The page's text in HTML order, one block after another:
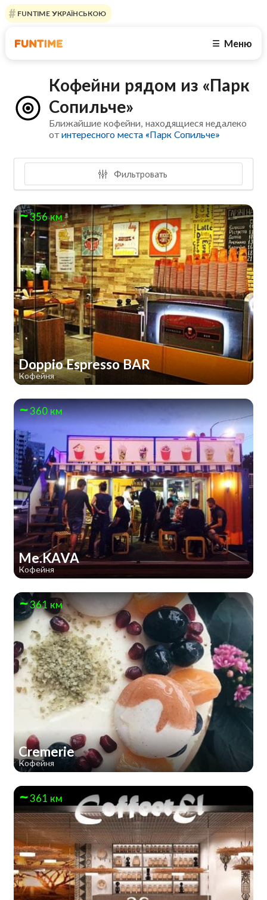
FUNTIME УКРАЇНСЬКОЮ
☰ Меню
Кофейни рядом из «Парк
Сопильче»
Ближайшие кофейни, находящиеся недалеко
отинтересного места «Парк Сопильче»
Фильтровать
356 км
Doppio Espresso BAR
Кофейня
360 км
Me.KAVA
Кофейня
361 км
Cremerie
Кофейня
361 км